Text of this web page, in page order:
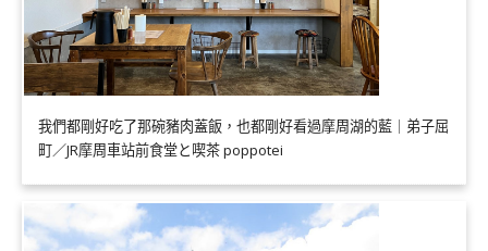
我們都剛好吃了那碗豬肉蓋飯，也都剛好看過摩周湖的藍｜弟子屈
町／JR摩周車站前食堂と喫茶 poppotei